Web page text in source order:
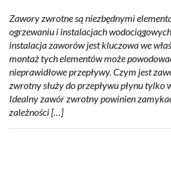
Zawory zwrotne są niezbędnymi
ogrzewaniu i instalacjach
instalacja zaworów jest kluczowa we
montaż tych elementów może
nieprawidłowe przepływy. Czym jest
zwrotny służy do przepływu płynu tylko
Idealny zawór zwrotny powinien
zależności […]